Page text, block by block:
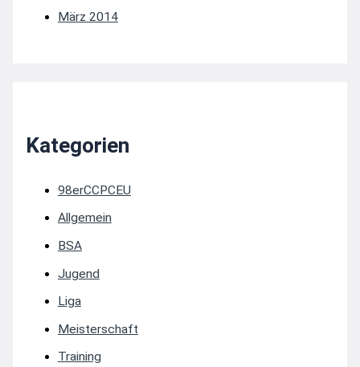
März 2014
Kategorien
98erCCPCEU
Allgemein
BSA
Jugend
Liga
Meisterschaft
Training